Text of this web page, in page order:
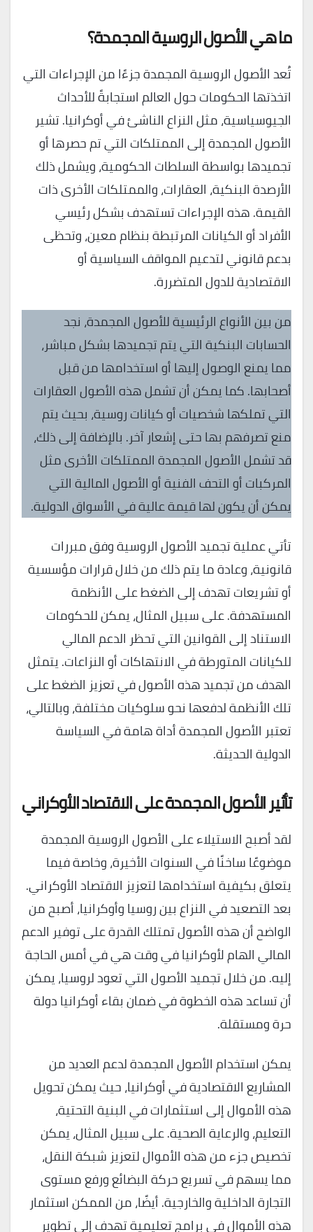
ما هي الأصول الروسية المجمدة؟
تُعد الأصول الروسية المجمدة جزءًا من الإجراءات التي
اتخذتها الحكومات حول العالم استجابةً للأحداث
الجيوسياسية، مثل النزاع الناشئ في أوكرانيا. تشير
الأصول المجمدة إلى الممتلكات التي تم حصرها أو
تجميدها بواسطة السلطات الحكومية، ويشمل ذلك
الأرصدة البنكية، العقارات، والممتلكات الأخرى ذات
القيمة. هذه الإجراءات تستهدف بشكل رئيسي
الأفراد أو الكيانات المرتبطة بنظام معين، وتحظى
بدعم قانوني لتدعيم المواقف السياسية أو
الاقتصادية للدول المتضررة.
من بين الأنواع الرئيسية للأصول المجمدة، نجد
الحسابات البنكية التي يتم تجميدها بشكل مباشر،
مما يمنع الوصول إليها أو استخدامها من قبل
أصحابها. كما يمكن أن تشمل هذه الأصول العقارات
التي تملكها شخصيات أو كيانات روسية، بحيث يتم
منع تصرفهم بها حتى إشعار آخر. بالإضافة إلى ذلك،
قد تشمل الأصول المجمدة الممتلكات الأخرى مثل
المركبات أو التحف الفنية أو الأصول المالية التي
يمكن أن يكون لها قيمة عالية في الأسواق الدولية.
تأتي عملية تجميد الأصول الروسية وفق مبررات
قانونية، وعادة ما يتم ذلك من خلال قرارات مؤسسية
أو تشريعات تهدف إلى الضغط على الأنظمة
المستهدفة. على سبيل المثال، يمكن للحكومات
الاستناد إلى القوانين التي تحظر الدعم المالي
للكيانات المتورطة في الانتهاكات أو النزاعات. يتمثل
الهدف من تجميد هذه الأصول في تعزيز الضغط على
تلك الأنظمة لدفعها نحو سلوكيات مختلفة، وبالتالي،
تعتبر الأصول المجمدة أداة هامة في السياسة
الدولية الحديثة.
تأثير الأصول المجمدة على الاقتصاد الأوكراني
لقد أصبح الاستيلاء على الأصول الروسية المجمدة
موضوعًا ساخنًا في السنوات الأخيرة، وخاصة فيما
يتعلق بكيفية استخدامها لتعزيز الاقتصاد الأوكراني.
بعد التصعيد في النزاع بين روسيا وأوكرانيا، أصبح من
الواضح أن هذه الأصول تمتلك القدرة على توفير الدعم
المالي الهام لأوكرانيا في وقت هي في أمس الحاجة
إليه. من خلال تجميد الأصول التي تعود لروسيا، يمكن
أن تساعد هذه الخطوة في ضمان بقاء أوكرانيا دولة
حرة ومستقلة.
يمكن استخدام الأصول المجمدة لدعم العديد من
المشاريع الاقتصادية في أوكرانيا، حيث يمكن تحويل
هذه الأموال إلى استثمارات في البنية التحتية،
التعليم، والرعاية الصحية. على سبيل المثال، يمكن
تخصيص جزء من هذه الأموال لتعزيز شبكة النقل،
مما يسهم في تسريع حركة البضائع ورفع مستوى
التجارة الداخلية والخارجية. أيضًا، من الممكن استثمار
هذه الأموال في برامج تعليمية تهدف إلى تطوير